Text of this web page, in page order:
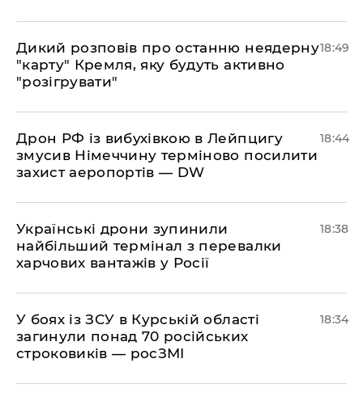
​Дикий розповів про останню неядерну
"карту" Кремля, яку будуть активно
"розігрувати"
18:49
​Дрон РФ із вибухівкою в Лейпцигу
змусив Німеччину терміново посилити
захист аеропортів — DW
18:44
​Українські дрони зупинили
найбільший термінал з перевалки
харчових вантажів у Росії
18:38
​У боях із ЗСУ в Курській області
загинули понад 70 російських
строковиків — росЗМІ
18:34